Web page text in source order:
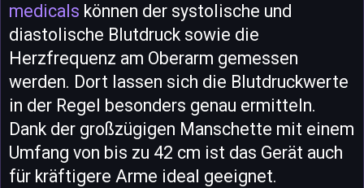
medicals können der systolische und
diastolische Blutdruck sowie die
Herzfrequenz am Oberarm gemessen
werden. Dort lassen sich die Blutdruckwerte
in der Regel besonders genau ermitteln.
Dank der großzügigen Manschette mit einem
Umfang von bis zu 42 cm ist das Gerät auch
für kräftigere Arme ideal geeignet.